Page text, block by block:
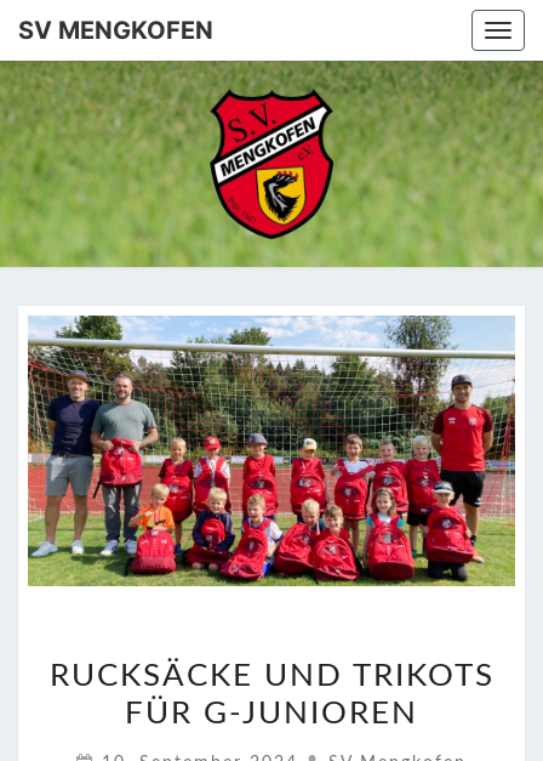
SV MENGKOFEN
SV
UND
TRIKOTS
RUCKSÄCKE UND TRIKOTS
FÜR G-JUNIOREN